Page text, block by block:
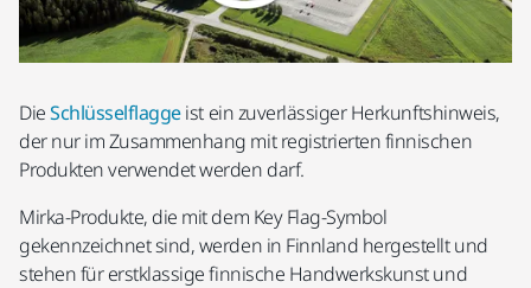
DieSchlüsselflaggeist ein zuverlässiger Herkunftshinweis,
der nur im Zusammenhang mit registrierten finnischen
Produkten verwendet werden darf.
Mirka-Produkte, die mit dem Key Flag-Symbol
gekennzeichnet sind, werden in Finnland hergestellt und
stehen für erstklassige finnische Handwerkskunst und